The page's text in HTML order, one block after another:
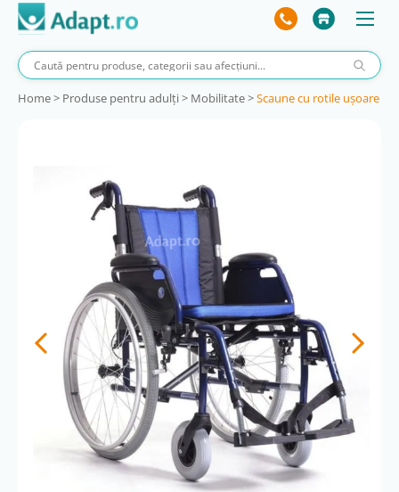
Home> Produse pentru adulţi> Mobilitate>Scaune cu rotile uşoare